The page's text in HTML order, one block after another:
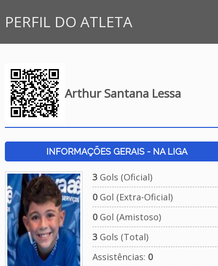
PERFIL DO ATLETA
Arthur Santana Lessa
INFORMAÇÕES GERAIS - NA LIGA
3Gols (Oficial)
0Gol (Extra-Oficial)
0Gol (Amistoso)
3Gols (Total)
Assistências: 0